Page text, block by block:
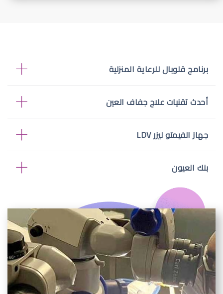
برنامج قلوبال للرعاية المنزلية
أحدث تقنيات علاج جفاف العين
جهاز الفيمتو ليزر LDV
بنك العيون